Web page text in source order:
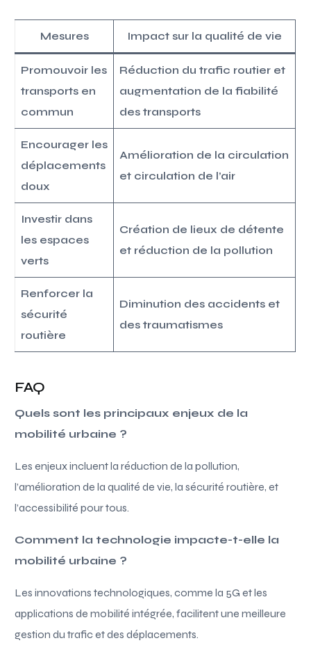
Mesures Impact sur la qualité de vie
Promouvoir les
transports en
commun
Réduction du trafic routier et
augmentation de la fiabilité
des transports
Encourager les
déplacements
doux
Amélioration de la circulation
et circulation de l’air
Investir dans
les espaces
verts
Création de lieux de détente
et réduction de la pollution
Renforcer la
sécurité
routière
Diminution des accidents et
des traumatismes
FAQ
Quels sont les principaux enjeux de la
mobilité urbaine ?
Les enjeux incluent la réduction de la pollution,
l’amélioration de la qualité de vie, la sécurité routière, et
l’accessibilité pour tous.
Comment la technologie impacte-t-elle la
mobilité urbaine ?
Les innovations technologiques, comme la 5G et les
applications de mobilité intégrée, facilitent une meilleure
gestion du trafic et des déplacements.